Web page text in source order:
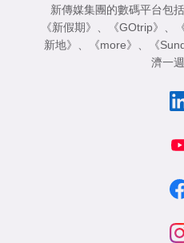
新傳媒集團的數碼平台包
《新假期》
《GOtrip》
新地》
《more》 《
濟一週